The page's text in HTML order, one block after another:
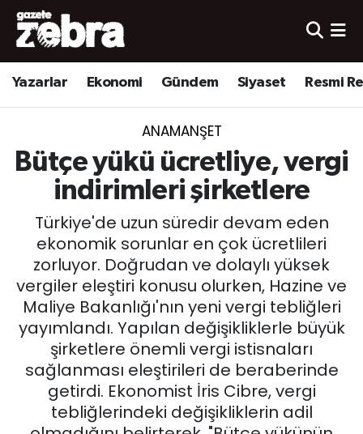
Yazarlar Ekonomi Gündem Siyaset Resmi
ANAMANŞET
Bütçe yükü ücretliye, vergi
indirimleri şirketlere
Türkiye'de uzun süredir devam eden
ekonomik sorunlar en çok ücretlileri
zorluyor. Doğrudan ve dolaylı yüksek
vergiler eleştiri konusu olurken, Hazine ve
Maliye Bakanlığı'nın yeni vergi tebliğleri
yayımlandı. Yapılan değişikliklerle büyük
şirketlere önemli vergi istisnaları
sağlanması eleştirileri de beraberinde
getirdi. Ekonomist İris Cibre, vergi
tebliğlerindeki değişikliklerin adil
Yazarlar
Ekonomi
Yerel
Spor
Nöbetçi Eczaneler
Hava Durumu
Süper Lig Puan Durumu ve Fikstür
Tüm Manşetler
Son Dakika Haberleri
Haber Arşivi